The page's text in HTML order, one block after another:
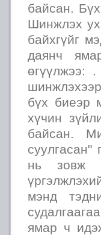
байсан.
Шинжлэх
байхгүйг
даянч
өгүүлжээ:
бүх биеэр
хүчин
байсан.
нь зовж
мэнд
ямар ч